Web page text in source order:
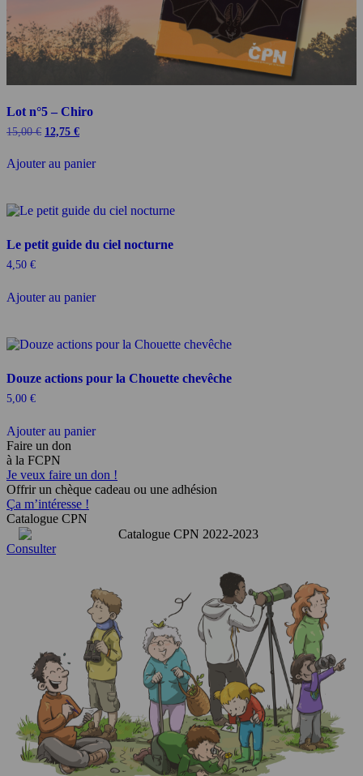
Lot n°5 – Chiro
15,00€ Le
était :
12,75 €Le
actuel
est :
Ajouter au panier
Le petit guide du ciel nocturne
4,50 €
Ajouter au panier
Douze actions pour la Chouette chevêche
5,00 €
Ajouter au panier
Faire un don
à la FCPN
Je veux faire un don !
Offrir un chèque cadeau ou une adhésion
Ça m’intéresse !
Catalogue CPN
Consulter